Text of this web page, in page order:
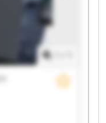
Service